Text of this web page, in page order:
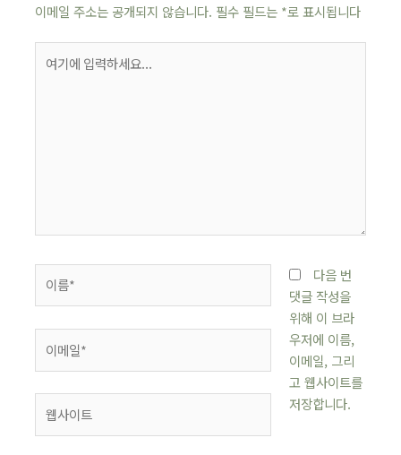
이메일 주소는 공개되지 않습니다. 필수 필드는 *로 표시됩니다
다음 번
댓글 작성을
위해 이 브라
우저에 이름,
이메일, 그리
고 웹사이트를
저장합니다.